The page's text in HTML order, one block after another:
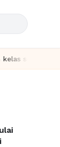
dan materi